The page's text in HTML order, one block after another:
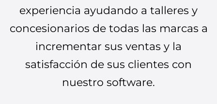
experiencia ayudando a talleres y
concesionarios de todas las marcas a
incrementar sus ventas y la
satisfacción de sus clientes con
nuestro software.